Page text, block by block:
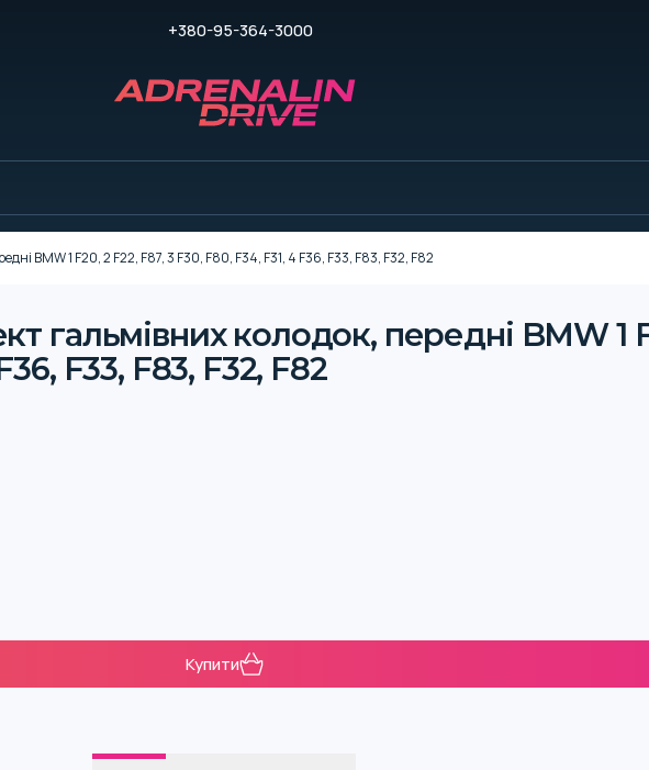
+380-95-364-3000
BMW 1 F20, 2 F22, F87, 3 F30, F80, F34, F31, 4 F36, F33, F83, F32, F82
гальмівних колодок, передні BMW 1
F33, F83, F32, F82
Купити